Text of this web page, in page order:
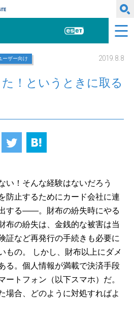
ティングジャパン株式会社
サイバーセキュリティ情報局
ESET
ーザー向け 2019.8.8
！というときに取る
い！そんな経験はないだろう
防止するためにカード会社に連
する――。財布の紛失時にやる
布の紛失は、金銭的な被害は当
証など再発行の手続きも必要に
もの。 しかし、財布以上にダメ
る。個人情報が満載で決済手段
ートフォン（以下スマホ）だ。
場合、どのように対処すればよ